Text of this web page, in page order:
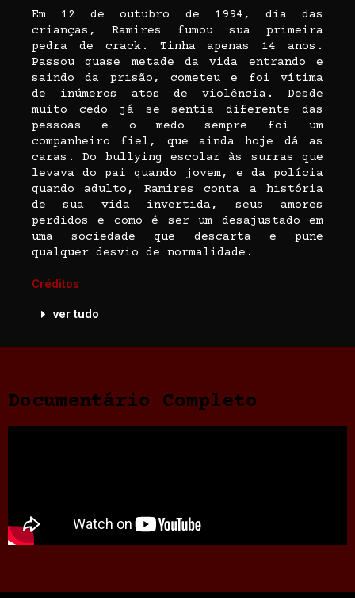
Em 12 de outubro de 1994, dia das
crianças, Ramires fumou sua primeira
pedra de crack. Tinha apenas 14 anos.
Passou quase metade da vida entrando e
saindo da prisão, cometeu e foi vítima
de inúmeros atos de violência. Desde
muito cedo já se sentia diferente das
pessoas e o medo sempre foi um
companheiro fiel, que ainda hoje dá as
caras. Do bullying escolar às surras que
levava do pai quando jovem, e da polícia
quando adulto, Ramires conta a história
de sua vida invertida, seus amores
perdidos e como é ser um desajustado em
uma sociedade que descarta e pune
qualquer desvio de normalidade.
Créditos
ver tudo
Documentário Completo